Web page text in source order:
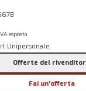
esposta
Unipersonale
Offerte del
Fai un'offerta